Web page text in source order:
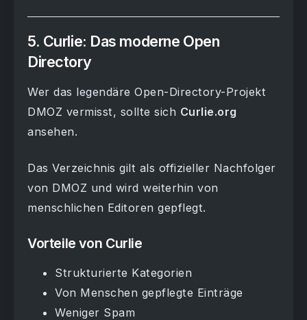
5. Curlie: Das moderne Open
Directory
Wer das legendäre Open-Directory-Projekt
DMOZ vermisst, sollte sich Curlie.org
ansehen.
Das Verzeichnis gilt als offizieller Nachfolger
von DMOZ und wird weiterhin von
menschlichen Editoren gepflegt.
Vorteile von Curlie
Strukturierte Kategorien
Von Menschen gepflegte Einträge
Weniger Spam